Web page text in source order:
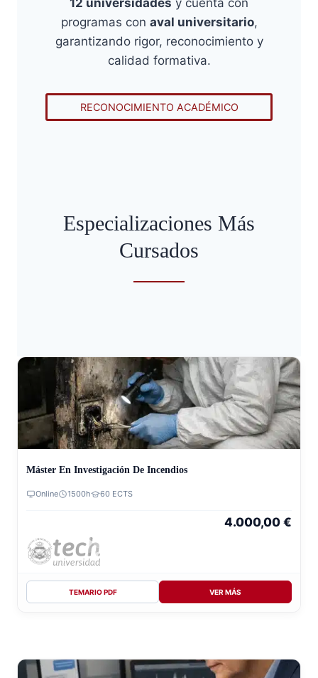
12 universidades y cuenta con
programas con aval universitario,
garantizando rigor, reconocimiento y
calidad formativa.
RECONOCIMIENTO ACADÉMICO
Especializaciones Más
Cursados
Máster En Investigación De Incendios
Online 1500h 60 ECTS
4.000,00 €
TEMARIO PDF VER MÁS